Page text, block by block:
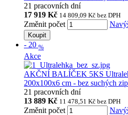
21 pracovních dní
17 919 Kč 14 809,09 Kč bez DPH
Změnit počet
Koupit
- 20 %
Akce
AKČNÍ BALÍČEK 5KS
200x100x6 cm - bez suchých
21 pracovních dní
13 889 Kč 11 478,51 Kč bez DPH
Změnit počet